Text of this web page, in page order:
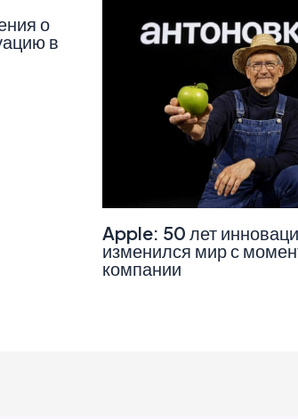
о
в
Apple: 50 лет
изменился мир с
компании